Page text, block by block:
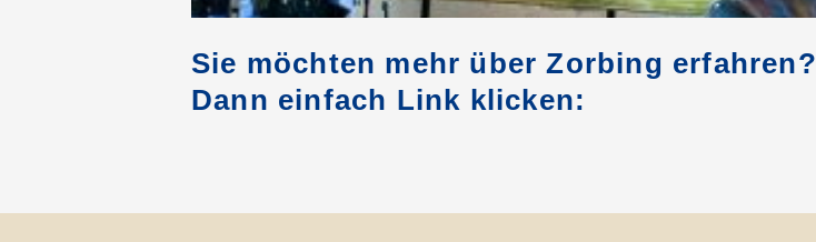
Sie möchten mehr über Zorbing erfahren?
Dann einfach Link klicken: